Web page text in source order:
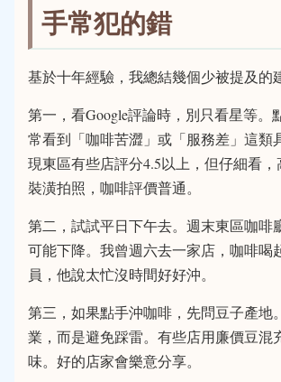
手常犯的錯
基於十年經驗，我總結幾個少被提及的
第一，看Google評論時，別只看星等。
常看到「咖啡苦澀」或「服務差」這類
現東區有些店評分4.5以上，但仔細看，
裝潢拍照，咖啡評價普通。
第二，試試平日下午去。週末東區咖啡
可能下降。我曾週六去一家店，咖啡喝
員，他說太忙沒時間好好沖。
第三，如果點手沖咖啡，先問豆子產地
業，而是避免踩雷。有些店用廉價豆混
味。好的店家會樂意分享。